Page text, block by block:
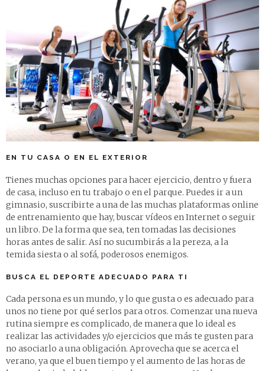
EN TU CASA O EN EL EXTERIOR
Tienes muchas opciones para hacer ejercicio, dentro y fuera
de casa, incluso en tu trabajo o en el parque. Puedes ir a un
gimnasio, suscribirte a una de las muchas plataformas online
de entrenamiento que hay, buscar vídeos en Internet o seguir
un libro. De la forma que sea, ten tomadas las decisiones
horas antes de salir. Así no sucumbirás a la pereza, a la
temida siesta o al sofá, poderosos enemigos.
BUSCA EL DEPORTE ADECUADO PARA TI
Cada persona es un mundo, y lo que gusta o es adecuado para
unos no tiene por qué serlos para otros. Comenzar una nueva
rutina siempre es complicado, de manera que lo ideal es
realizar las actividades y/o ejercicios que más te gusten para
no asociarlo a una obligación. Aprovecha que se acerca el
verano, ya que el buen tiempo y el aumento de las horas de